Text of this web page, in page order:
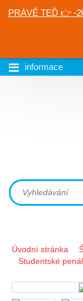
PRÁVĚ TEĎ 👉 -
informace
Úvodní stránka
Studentské